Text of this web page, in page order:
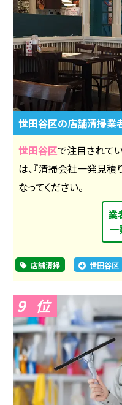
世田谷区の店舗清掃
世田谷区で注目されて
は、『清掃会社一発見積
なってください。
業
一
店舗清掃 世田谷区
9